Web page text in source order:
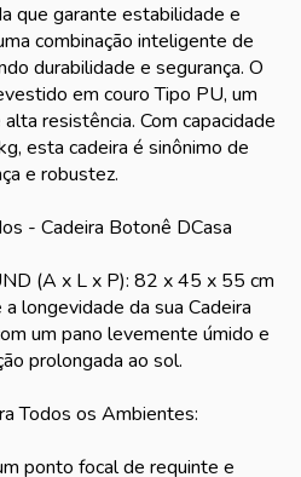
que garante estabilidade e
combinação inteligente de
durabilidade e segurança. O
em couro Tipo PU, um
resistência. Com capacidade
esta cadeira é sinônimo de
e robustez.
- Cadeira Botonê DCasa
(A x L x P): 82 x 45 x 55 cm
longevidade da sua Cadeira
um pano levemente úmido e
prolongada ao sol.
Todos os Ambientes:
ponto focal de requinte e